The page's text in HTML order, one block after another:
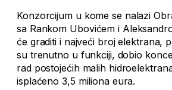
Konzorcijum u kome se nalazi
sa Rankom Ubovićem i
će graditi i najveći broj elektrana,
su trenutno u funkciji, dobio
rad postojećih malih
isplaćeno 3,5 miliona eura.